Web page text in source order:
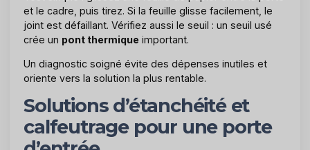
et le cadre, puis tirez. Si la feuille glisse facilement, le
joint est défaillant. Vérifiez aussi le seuil : un seuil usé
crée un pont thermique important.
Un diagnostic soigné évite des dépenses inutiles et
oriente vers la solution la plus rentable.
Solutions d’étanchéité et
calfeutrage pour une porte